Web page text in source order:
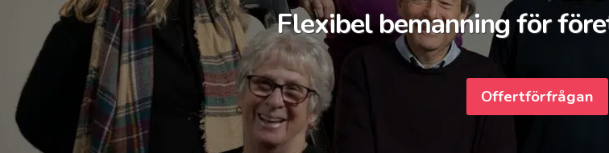
Flexibel bemanning för
Offertförfrågan